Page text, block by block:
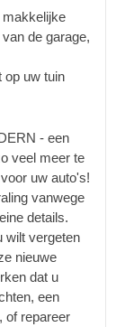
makkelijke
de garage,
op uw tuin
- een
veel meer te
uw auto's!
vanwege
details.
wilt vergeten
nieuwe
dat u
een
of repareer